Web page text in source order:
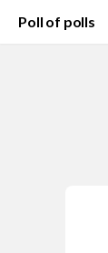
Poll of polls